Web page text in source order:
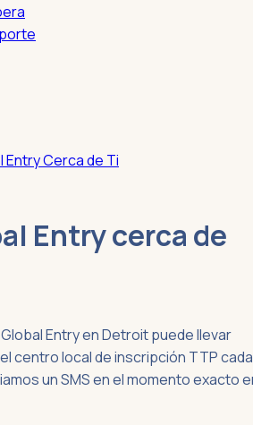
Entry Cerca de Ti
Entry cerca de
Entry en Detroit puede llevar
centro local de inscripción TTP cada
un SMS en el momento exacto